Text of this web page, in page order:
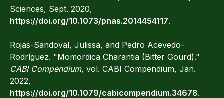
Sciences, Sept. 2020,
https://doi.org/10.1073/pnas.2014454117.
Rojas-Sandoval, Julissa, and Pedro Acevedo-
Rodríguez. "Momordica Charantia (Bitter Gourd)."
CABI Compendium, vol. CABI Compendium, Jan.
2022,
https://doi.org/10.1079/cabicompendium.34678.